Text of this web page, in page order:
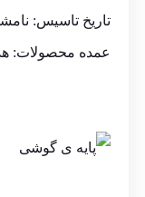
تاریخ تاسیس:
عمده محصولات: